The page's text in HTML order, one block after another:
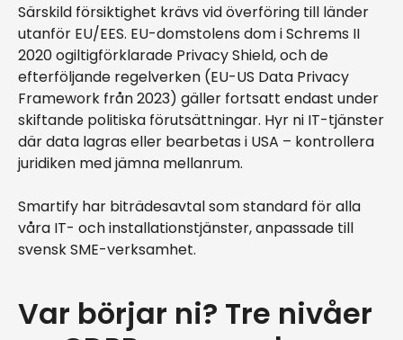
Särskild försiktighet krävs vid överföring till länder
utanför EU/EES. EU-domstolens dom i Schrems II
2020 ogiltigförklarade Privacy Shield, och de
efterföljande regelverken (EU-US Data Privacy
Framework från 2023) gäller fortsatt endast under
skiftande politiska förutsättningar. Hyr ni IT-tjänster
där data lagras eller bearbetas i USA – kontrollera
juridiken med jämna mellanrum.
Smartify har biträdesavtal som standard för alla
våra IT- och installationstjänster, anpassade till
svensk SME-verksamhet.
Var börjar ni? Tre nivåer